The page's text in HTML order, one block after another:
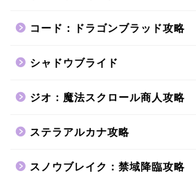
コード：ドラゴンブラッド攻略
シャドウブライド
ジオ：魔法スクロール商人攻略
ステラアルカナ攻略
スノウブレイク：禁域降臨攻略